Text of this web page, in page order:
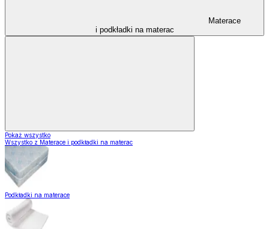
Materace
i podkładki na materac
Pokaż wszystko
Wszystko z Materace i podkładki na materac
Podkładki na materace